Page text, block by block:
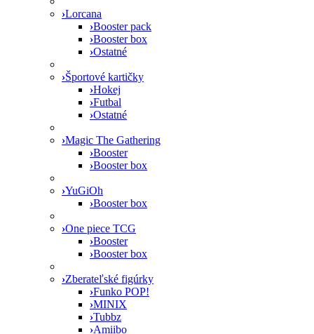
›Lorcana
›Booster pack
›Booster box
›Ostatné
›Športové kartičky
›Hokej
›Futbal
›Ostatné
›Magic The Gathering
›Booster
›Booster box
›YuGiOh
›Booster box
›One piece TCG
›Booster
›Booster box
›Zberateľské figúrky
›Funko POP!
›MINIX
›Tubbz
›Amiibo